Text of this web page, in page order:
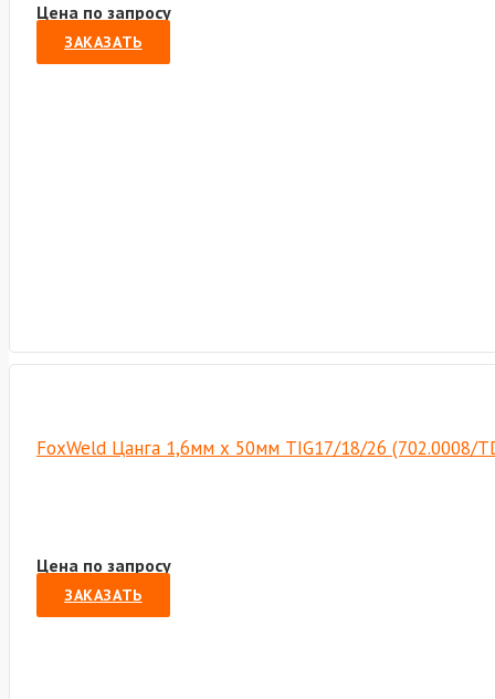
Цена по запросу
ЗАКАЗАТЬ
FoxWeld Цанга 1,6мм х 50мм TIG17/18/26 (702.0008/
Цена по запросу
ЗАКАЗАТЬ